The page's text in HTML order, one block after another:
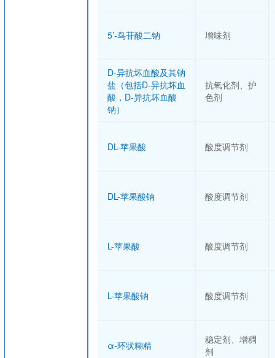
5’-鸟苷酸二钠 增味剂
D-异抗坏血酸及其钠
盐（包括D-异抗坏血
酸，D-异抗坏血酸
钠）
抗氧化剂、护
色剂
DL-苹果酸 酸度调节剂
DL-苹果酸钠 酸度调节剂
L-苹果酸 酸度调节剂
L-苹果酸钠 酸度调节剂
α-环状糊精
稳定剂、增稠
剂